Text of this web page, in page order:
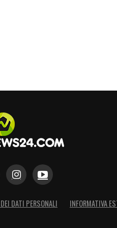
DATI PERSONALI INFORMATIVA